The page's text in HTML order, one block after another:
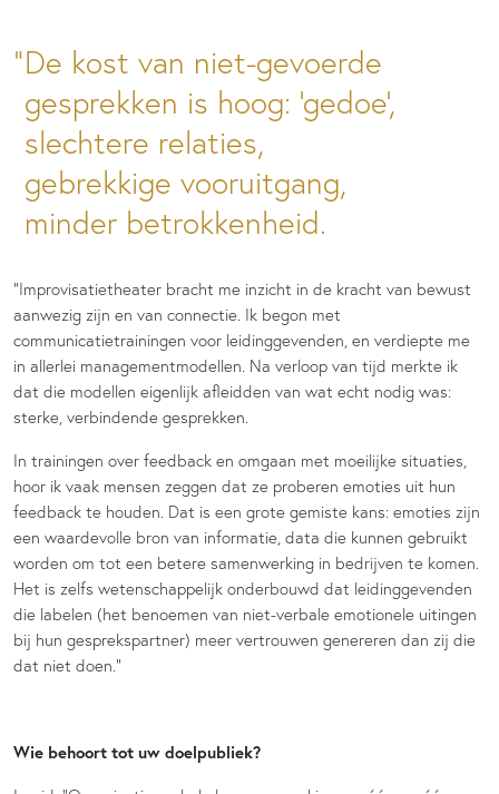
De kost van niet-gevoerde
gesprekken is hoog: ‘gedoe’,
slechtere relaties,
gebrekkige vooruitgang,
minder betrokkenheid.
“Improvisatietheater bracht me inzicht in de kracht van bewust
aanwezig zijn en van connectie. Ik begon met
communicatietrainingen voor leidinggevenden, en verdiepte me
in allerlei managementmodellen. Na verloop van tijd merkte ik
dat die modellen eigenlijk afleidden van wat echt nodig was:
sterke, verbindende gesprekken.
In trainingen over feedback en omgaan met moeilijke situaties,
hoor ik vaak mensen zeggen dat ze proberen emoties uit hun
feedback te houden. Dat is een grote gemiste kans: emoties zijn
een waardevolle bron van informatie, data die kunnen gebruikt
worden om tot een betere samenwerking in bedrijven te komen.
Het is zelfs wetenschappelijk onderbouwd dat leidinggevenden
die labelen (het benoemen van niet-verbale emotionele uitingen
bij hun gesprekspartner) meer vertrouwen genereren dan zij die
dat niet doen.”
Wie behoort tot uw doelpubliek?